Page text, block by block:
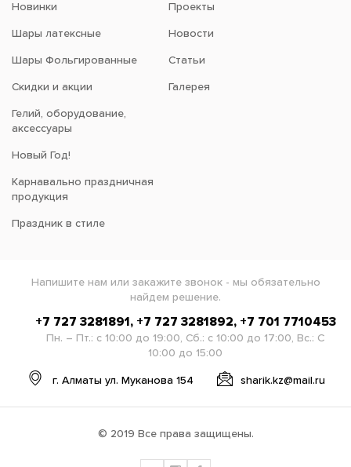
Новинки
Шары латексные
Шары Фольгированные
Скидки и акции
Гелий, оборудование,
аксессуары
Новый Год!
Карнавально праздничная
продукция
Праздник в стиле
Проекты
Новости
Статьи
Галерея
Напишите нам или закажите звонок - мы обязательно
найдем решение.
+7 727 3281891, +7 727 3281892, +7 701 7710453
Пн. – Пт.: с 10:00 до 19:00, Сб.: с 10:00 до 17:00, Вс.: С
10:00 до 15:00
г. Алматы ул. Муканова 154 sharik.kz@mail.ru
© 2019 Все права защищены.